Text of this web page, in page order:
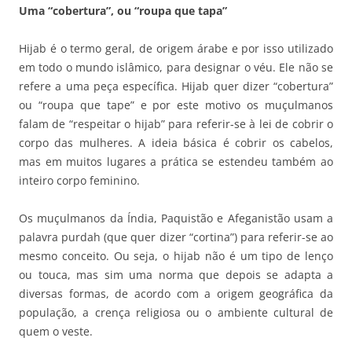
Uma “cobertura”, ou “roupa que tapa”
Hijab é o termo geral, de origem árabe e por isso utilizado
em todo o mundo islâmico, para designar o véu. Ele não se
refere a uma peça específica. Hijab quer dizer “cobertura”
ou “roupa que tape” e por este motivo os muçulmanos
falam de “respeitar o hijab” para referir-se à lei de cobrir o
corpo das mulheres. A ideia básica é cobrir os cabelos,
mas em muitos lugares a prática se estendeu também ao
inteiro corpo feminino.
Os muçulmanos da Índia, Paquistão e Afeganistão usam a
palavra purdah (que quer dizer “cortina”) para referir-se ao
mesmo conceito. Ou seja, o hijab não é um tipo de lenço
ou touca, mas sim uma norma que depois se adapta a
diversas formas, de acordo com a origem geográfica da
população, a crença religiosa ou o ambiente cultural de
quem o veste.